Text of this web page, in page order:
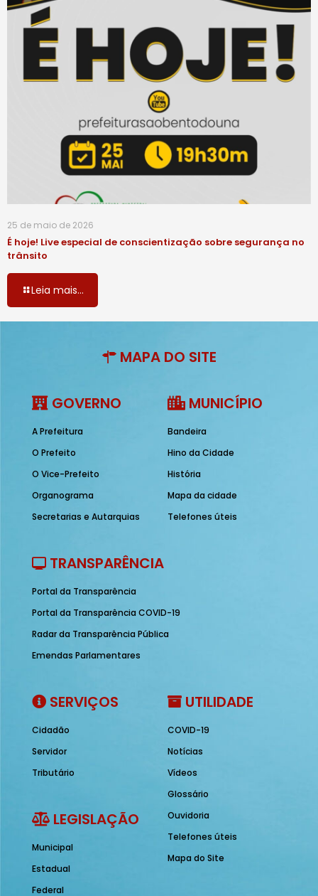
25 de maio de 2026
É hoje! Live especial de conscientização sobre segurança no
trânsito
Leia mais...
MAPA DO SITE
GOVERNO
A Prefeitura
O Prefeito
O Vice-Prefeito
Organograma
Secretarias e Autarquias
MUNICÍPIO
Bandeira
Hino da Cidade
História
Mapa da cidade
Telefones úteis
TRANSPARÊNCIA
Portal da Transparência
Portal da Transparência COVID-19
Radar da Transparência Pública
Emendas Parlamentares
SERVIÇOS
Cidadão
Servidor
Tributário
LEGISLAÇÃO
Municipal
Estadual
Federal
UTILIDADE
COVID-19
Notícias
Vídeos
Glossário
Ouvidoria
Telefones úteis
Mapa do Site